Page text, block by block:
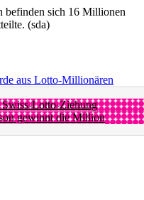
befinden sich 16 Millionen
(sda)
aus Lotto-Millionären
Lotto-Ziehung
gewinnt die Million